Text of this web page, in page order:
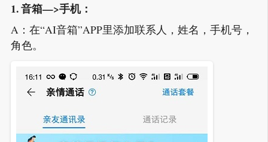
1. 音箱—>手机：
A：在“AI音箱”APP里添加联系人，姓名，手机号，
角色。